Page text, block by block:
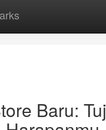
Baru: